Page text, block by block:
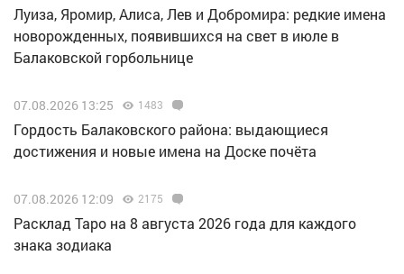
Луиза, Яромир, Алиса, Лев и Добромира: редкие имена
новорожденных, появившихся на свет в июле в
Балаковской горбольнице
07.08.2026 13:25 1483
Гордость Балаковского района: выдающиеся
достижения и новые имена на Доске почёта
07.08.2026 12:09 2175
Расклад Таро на 8 августа 2026 года для каждого
знака зодиака